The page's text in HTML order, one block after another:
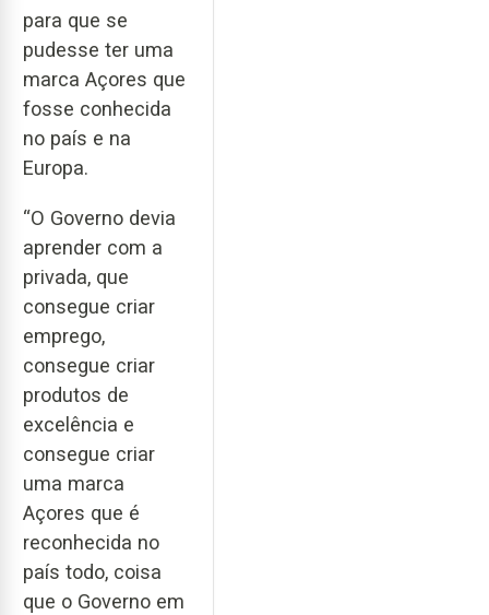
para que se
pudesse ter uma
marca Açores que
fosse conhecida
no país e na
Europa.
“O Governo devia
aprender com a
privada, que
consegue criar
emprego,
consegue criar
produtos de
excelência e
consegue criar
uma marca
Açores que é
reconhecida no
país todo, coisa
que o Governo em